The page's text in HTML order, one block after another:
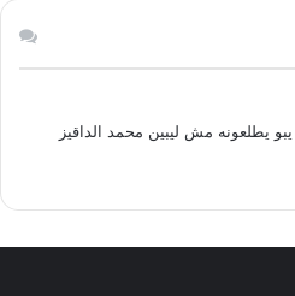
يطلعونه مش ليبين محمد الداقيز